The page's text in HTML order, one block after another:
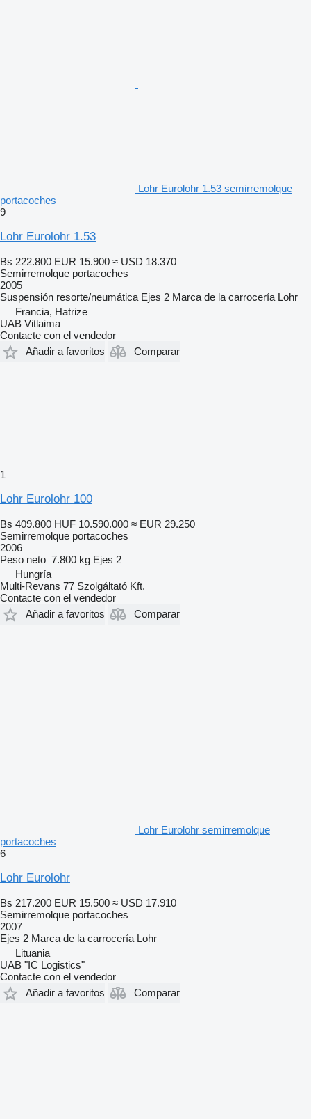
Lohr Eurolohr 1.53 semirremolque
portacoches
9
Lohr Eurolohr 1.53
Bs 222.800 EUR 15.900 ≈ USD 18.370
Semirremolque portacoches
2005
Suspensión resorte/neumática Ejes 2 Marca de la carrocería Lohr
Francia, Hatrize
UAB Vitlaima
Contacte con el vendedor
Añadir a favoritos
Comparar
1
Lohr Eurolohr 100
Bs 409.800 HUF 10.590.000 ≈ EUR 29.250
Semirremolque portacoches
2006
Peso neto 7.800 kg Ejes 2
Hungría
Multi-Revans 77 Szolgáltató Kft.
Contacte con el vendedor
Añadir a favoritos
Comparar
Lohr Eurolohr semirremolque
portacoches
6
Lohr Eurolohr
Bs 217.200 EUR 15.500 ≈ USD 17.910
Semirremolque portacoches
2007
Ejes 2 Marca de la carrocería Lohr
Lituania
UAB "IC Logistics"
Contacte con el vendedor
Añadir a favoritos
Comparar